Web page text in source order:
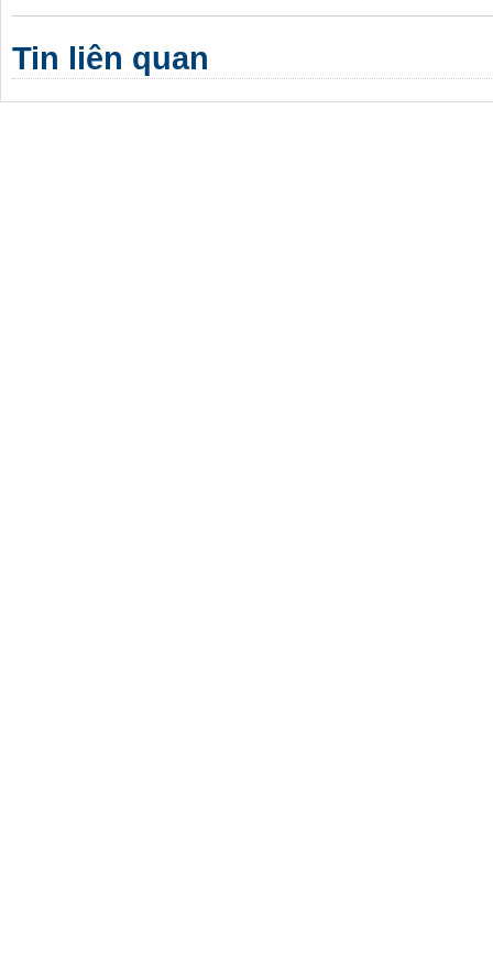
Tin liên quan